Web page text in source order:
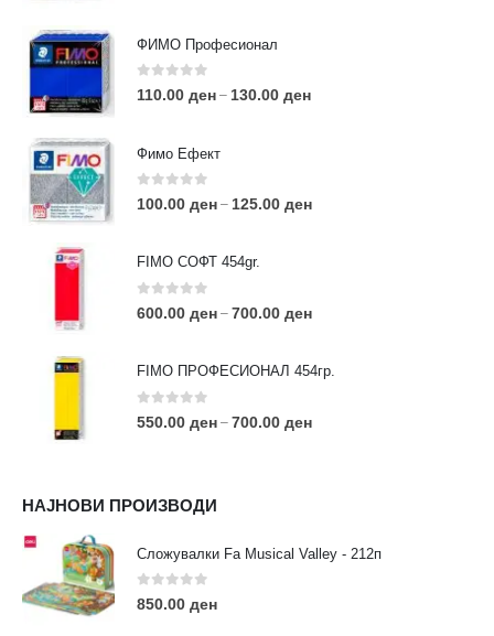
ФИМО Професионал
0out of 5
110.00 ден – 130.00 ден
Фимо Ефект
0 out of 5
100.00 ден – 125.00 ден
FIMO СОФТ 454gr.
0out of 5
600.00 ден – 700.00 ден
FIMO ПРОФЕСИОНАЛ 454гр.
0out of 5
550.00 ден – 700.00 ден
НАЈНОВИ ПРОИЗВОДИ
Сложувалки Fa Musical Valley - 212п
0out of 5
850.00 ден
АДРЕСА:
ул. 3та Македонска Бригада бр.46
ТЕЛЕФОН:
0038977640534